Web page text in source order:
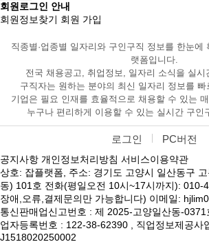
회원로그인 안내
회원정보찾기 회원 가입
직종별·업종별 일자리와 구인구직 정보를 한눈에
랫폼입니다.
전국 채용공고, 취업정보, 일자리 소식을 실시
구직자는 원하는 분야의 최신 일자리 정보를
기업은 필요 인재를 효율적으로 채용할 수 있는
누구나 편리하게 이용할 수 있는 실시간 구인
로그인 PC버전
공지사항 개인정보처리방침 서비스이용약관
상호: 잡플랫폼, 주소: 경기도 고양시 일산동구
동) 101호 전화(평일오전 10시~17시까지): 010-
장애,오류,결제문의만 가능합니다) 이메일:
통신판매업신고번호 : 제 2025-고양일산동-
업자등록번호 : 122-38-62390 , 직업정보제공사
J1518020250002